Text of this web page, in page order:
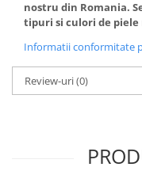
nostru din Romania.
tipuri si culori de
Informatii conformitate
Review-uri(0)